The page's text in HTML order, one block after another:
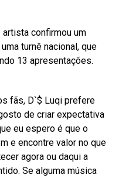
artista confirmou um
turnê nacional, que
13 apresentações.
fãs, D`$ Luqi prefere
de criar expectativa
eu espero é que o
e encontre valor no que
agora ou daqui a
Se alguma música